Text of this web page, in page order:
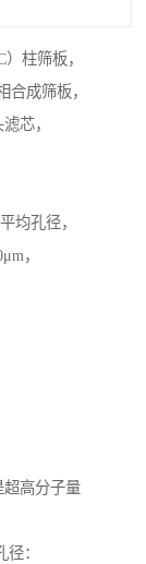
柱筛板，
成筛板，
芯，
均孔径，
，
超高分子量
：